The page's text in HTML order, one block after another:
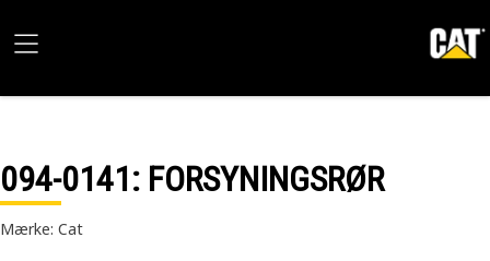
094-0141: FORSYNINGSRØR
Mærke: Cat